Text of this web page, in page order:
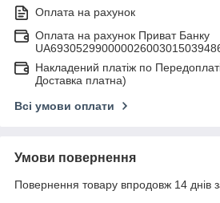
Оплата на рахунок
Оплата на рахунок Приват Банку
Накладений платіж по
Доставка платна)
Всі умови оплати
Умови повернення
Повернення товару впродовж 14 днів